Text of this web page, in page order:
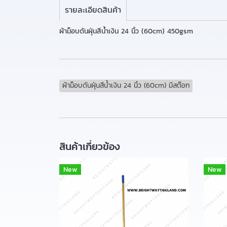
รายละเอียดสินค้า
ผ้าม็อบดันฝุ่นสีน้ำเงิน 24 นิ้ว (60cm) 450gsm
ผ้าม็อบดันฝุ่นสีน้ำเงิน 24 นิ้ว (60cm) มีสต๊อก
สินค้าเกี่ยวข้อง
New New